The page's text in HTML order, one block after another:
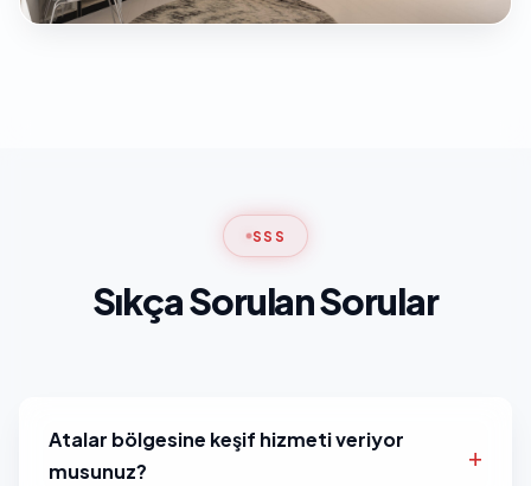
SSS
Sıkça Sorulan Sorular
Atalar bölgesine keşif hizmeti veriyor
musunuz?